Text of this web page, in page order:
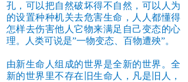
孔，可以把自然破坏得不自然，可以人为
的设置种种机关去危害生命，人人都懂得
怎样去伤害他人它物来满足自己变态的心
理。人类可说是”一物变态、百物遭殃”。
由新生命人组成的世界是全新的世界。全
新的世界里不存在旧生命人，凡是旧人，